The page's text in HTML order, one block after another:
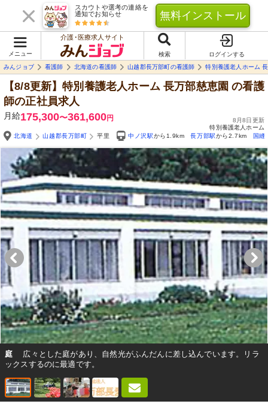
スカウトや選考の連絡を
通知でお知らせ
無料インストール
メニュー
介護･医療求人サイト
検索
ログインする
みんジョブ
看護師 北海道の看護師 山越郡長万部町の看護師 特別養護老人ホーム
【8/8更新】特別養護老人ホーム 長万部慈恵園 の看護
師の正社員求人
月給175,300〜361,600円
8月8日更新
特別養護老人ホーム
北海道
山越郡長万部町 平里 中ノ沢駅から1.9km 長万部駅から2.7km 国縫
庭
広々とした庭があり、自然光がふんだんに差し込んでいます。リラ
ックスするのに最適です。